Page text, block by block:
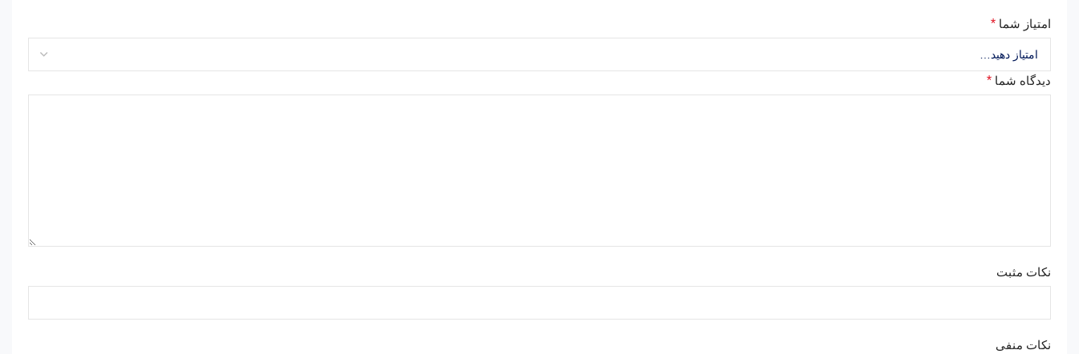
امتیاز شما *
دیدگاه شما *
نکات مثبت
نکات منفی